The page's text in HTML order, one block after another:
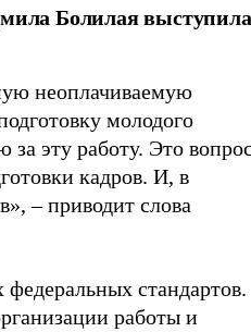
Болилая выступила
неоплачиваемую
молодого
эту работу. Это вопрос
кадров. И, в
– приводит слова
стандартов.
работы и